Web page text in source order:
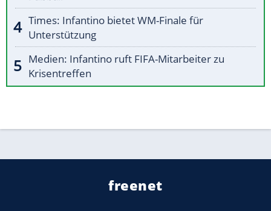
Times: Infantino bietet WM-Finale für
Unterstützung
Medien: Infantino ruft FIFA-Mitarbeiter zu
Krisentreffen
freenet